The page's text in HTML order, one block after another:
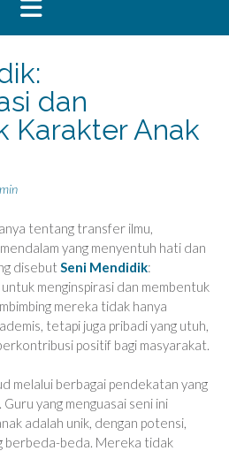
dan
Karakter Anak
tentang transfer ilmu,
yang menyentuh hati dan
disebut Seni Mendidik:
menginspirasi dan membentuk
mereka tidak hanya
tetapi juga pribadi yang utuh,
positif bagi masyarakat.
melalui berbagai pendekatan yang
yang menguasai seni ini
adalah unik, dengan potensi,
berbeda-beda. Mereka tidak